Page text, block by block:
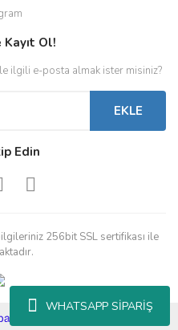
WHATSAPP SİPARİŞ
Ol!
ilgili e-posta almak ister misiniz?
EKLE
Edin
256bit SSL sertifikası ile